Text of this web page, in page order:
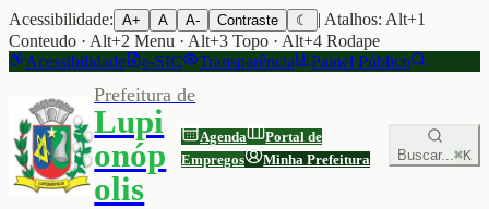
Acessibilidade: A+ A A- Contraste ☾
| Atalhos: Alt+1
Conteudo · Alt+2 Menu · Alt+3 Topo · Alt+4 Rodape
Acessibilidade
e-SIC Transparência Painel Público
Prefeitura de
Lupi
onóp
olis
Agenda
Portal de
Empregos
Minha Prefeitura Buscar...⌘K